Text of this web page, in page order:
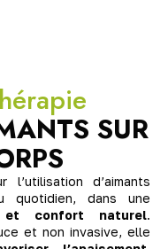
SUR
l’utilisation d’aimants
quotidien, dans une
et confort naturel.
et non invasive, elle